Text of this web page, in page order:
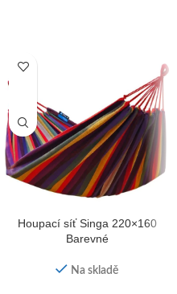
Houpací síť Singa 220×160
Barevné
Na skladě